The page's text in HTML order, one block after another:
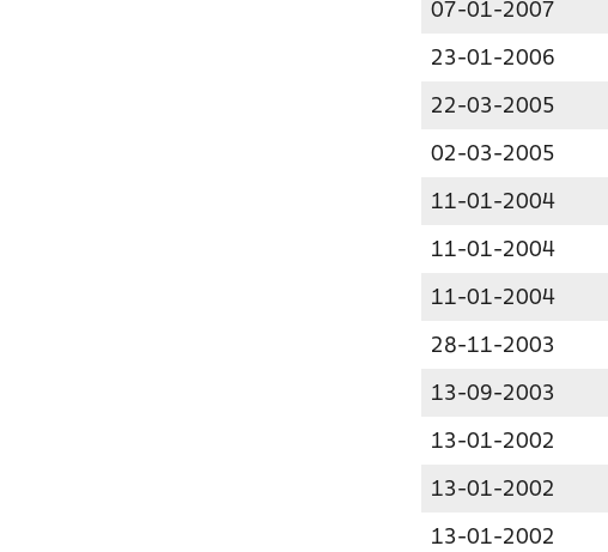
07-01-2007
23-01-2006
22-03-2005
02-03-2005
11-01-2004
11-01-2004
11-01-2004
28-11-2003
13-09-2003
13-01-2002
13-01-2002
13-01-2002